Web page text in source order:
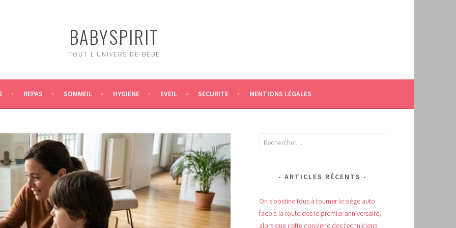
BABYSPIRIT
TOUT L'UNIVERS DE BÉBÉ
REPAS SOMMEIL HYGIENE EVEIL SECURITE MENTIONS LÉGALES
Rechercher :
ARTICLES RÉCENTS
On s’obstine tous à tourner le siège auto
face à la route dès le premier anniversaire,
alors que cette consigne des techniciens